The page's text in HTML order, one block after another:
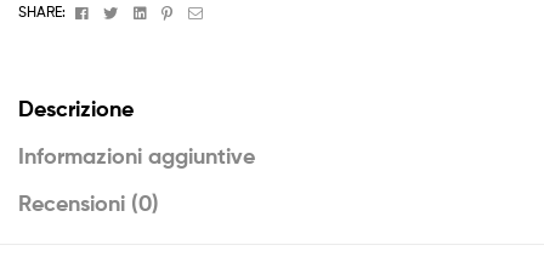
SHARE:
FacebookTwitterLinkedinPinterest
Email
Descrizione
Informazioni aggiuntive
Recensioni (0)